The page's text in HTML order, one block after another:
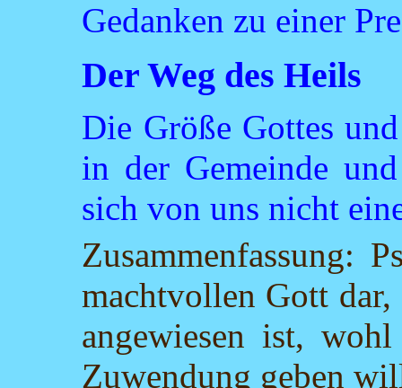
Gedanken zu einer
Der Weg des Heils
Die Größe Gottes
in der Gemeinde
sich von uns nicht
Zusammenfassung:
machtvollen Gott
angewiesen ist,
Zuwendung geben